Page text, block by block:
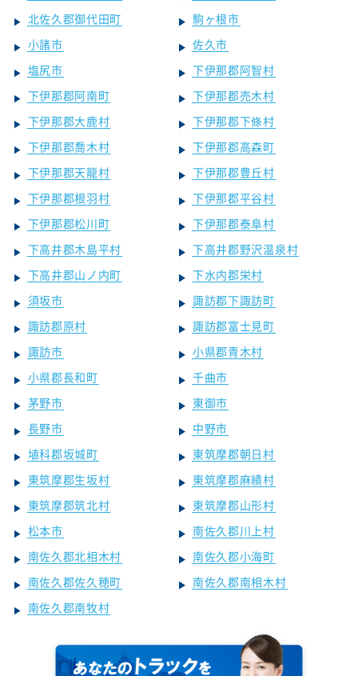
北佐久郡御代田町
駒ヶ根市
小諸市
佐久市
塩尻市
下伊那郡阿智村
下伊那郡阿南町
下伊那郡売木村
下伊那郡大鹿村
下伊那郡下條村
下伊那郡喬木村
下伊那郡高森町
下伊那郡天龍村
下伊那郡豊丘村
下伊那郡根羽村
下伊那郡平谷村
下伊那郡松川町
下伊那郡泰阜村
下高井郡木島平村
下高井郡野沢温泉村
下高井郡山ノ内町
下水内郡栄村
須坂市
諏訪郡下諏訪町
諏訪郡原村
諏訪郡富士見町
諏訪市
小県郡青木村
小県郡長和町
千曲市
茅野市
東御市
長野市
中野市
埴科郡坂城町
東筑摩郡朝日村
東筑摩郡生坂村
東筑摩郡麻績村
東筑摩郡筑北村
東筑摩郡山形村
松本市
南佐久郡川上村
南佐久郡北相木村
南佐久郡小海町
南佐久郡佐久穂町
南佐久郡南相木村
南佐久郡南牧村